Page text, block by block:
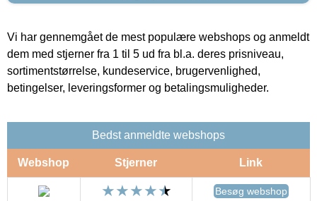
Vi har gennemgået de mest populære webshops og anmeldt
dem med stjerner fra 1 til 5 ud fra bl.a. deres prisniveau,
sortimentstørrelse, kundeservice, brugervenlighed,
betingelser, leveringsformer og betalingsmuligheder.
Bedst anmeldte webshops
Webshop Stjerner Link
Besøg webshop